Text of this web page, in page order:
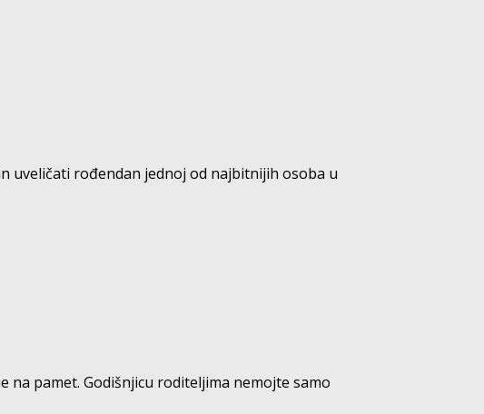
uveličati rođendan jednoj od najbitnijih osoba u
na pamet. Godišnjicu roditeljima nemojte samo